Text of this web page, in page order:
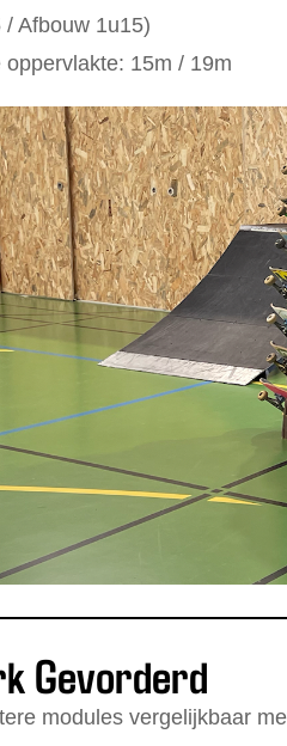
Afbouw 1u15)
oppervlakte: 15m / 19m
Gevorderd
modules vergelijkbaar